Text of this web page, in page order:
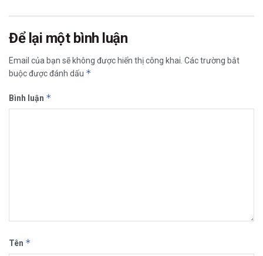
Để lại một bình luận
Email của bạn sẽ không được hiển thị công khai. Các trường bắt
buộc được đánh dấu *
Bình luận *
Tên *